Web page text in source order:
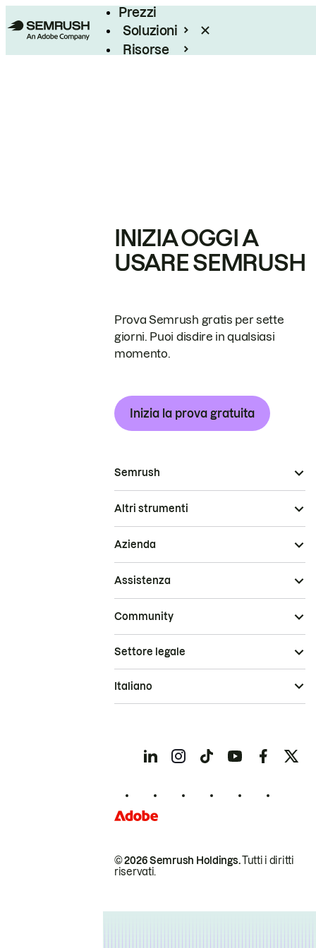
Prezzi
Soluzioni
Risorse
INIZIA OGGI A
USARE SEMRUSH
Prova Semrush gratis per sette
giorni. Puoi disdire in qualsiasi
momento.
Inizia la prova gratuita
Semrush
Altri strumenti
Azienda
Assistenza
Community
© 2026 Semrush Holdings.Tutti i diritti
riservati.
Settore legale
Italiano